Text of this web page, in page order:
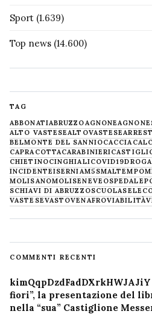
Sport (1.639)
Top news (14.600)
TAG
ABBONATIABRUZZOAGNONE
ALTO VASTESEALTOVASTESE
BELMONTE DEL SANNIOCACCIA
CAPRACOTTACARABINIERI
CHIETINOCINGHIALICOVID19DROGA
INCIDENTEISERNIAM5SMALTEMPO
MOLISANOMOLISENEVE OSPEDALE
SCHIAVI DI ABRUZZOSCUOLA
VASTESEVASTOVENAFROVIABILITÀ
COMMENTI RECENTI
kimQqpDzdFadDXrkHWJAJiY
fiori”, la presentazione del
nella “sua” Castiglione